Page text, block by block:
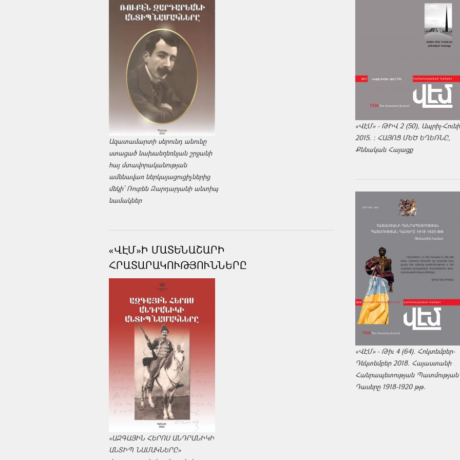
Ազատամարտի սերունդ անունը
ստացած նախաեղեռնյան շրջանի
հայ մտավորականության
ամենավառ ներկայացուցիչներից
մեկի՝ Ռուբեն Զարդարյանի անտիպ
նամակներ
«ՎԷՄ»Ի ՄԱՏԵՆԱՇԱՐԻ
ՀՐԱՏԱՐԱԿՈՒԹՅՈՒՆՆԵՐԸ
«ԱԶԳԱՅԻՆ ՀԵՐՈՍ ԱՆԴՐԱՆԻԿԻ
ԱՆՏԻՊ ՆԱՄԱԿՆԵՐԸ»
«ՎԷՄ» - ԹԻՎ 2 (50), Ապրիլ-
2015. : ՀԱՅՈՑ ՄԵԾ ԵՂԵՌՆԸ,
Քննական Հայացք
«ՎԷՄ» - Թիւ 4 (64). Հոկտեմբեր-
Դեկտեմբեր 2018. Հայաստանի
Հանրապետության Պատմության
Դասերը 1918-1920 թթ.